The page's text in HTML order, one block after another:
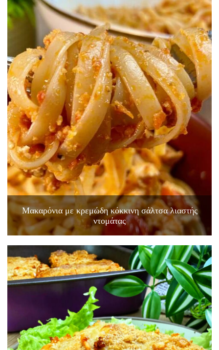
Μακαρόνια με κρεμώδη κόκκινη σάλτσα λιαστής
ντομάτας